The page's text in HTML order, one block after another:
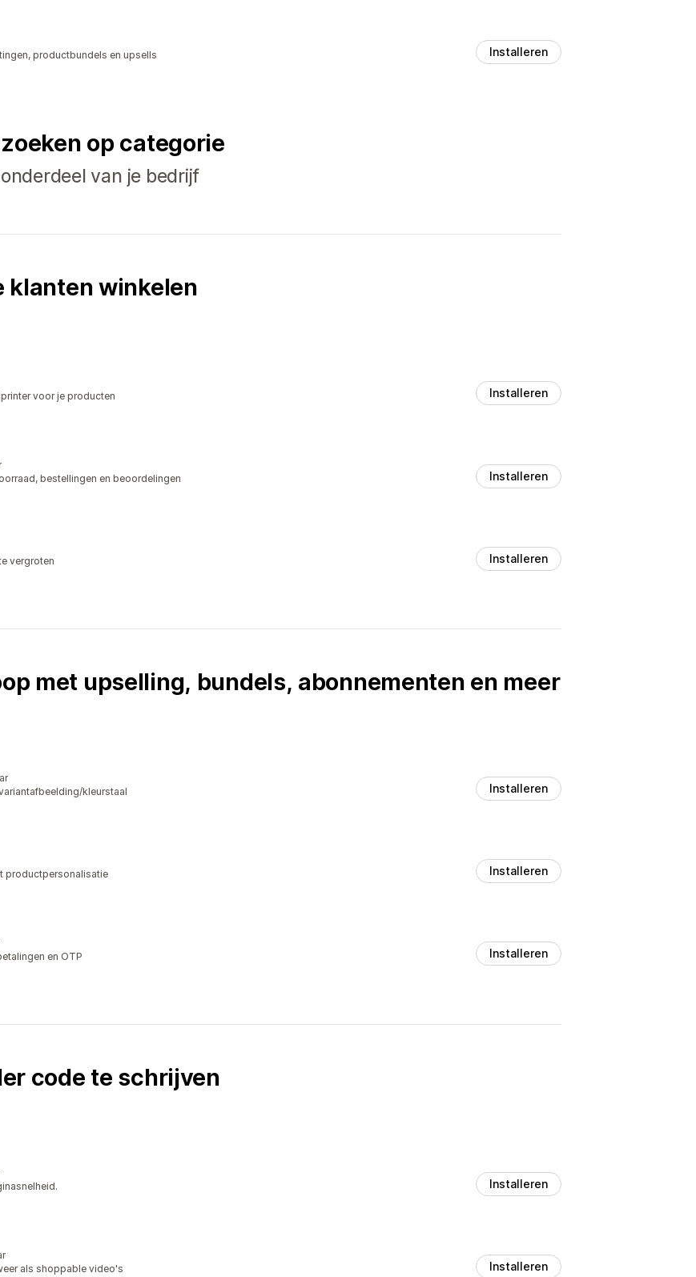
productbundels en upsells
Installeren
op categorie
van je bedrijf
klanten winkelen
voor je producten
Installeren
bestellingen en beoordelingen
Installeren
vergroten
Installeren
met upselling, bundels, abonnementen en meer
kleurstaal
Installeren
productpersonalisatie
Installeren
en OTP
Installeren
code te schrijven
Installeren
als shoppable video's
Installeren